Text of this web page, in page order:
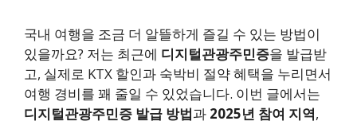
국내 여행을 조금 더 알뜰하게 즐길 수 있는 방법이
있을까요? 저는 최근에 디지털관광주민증을 발급받
고, 실제로 KTX 할인과 숙박비 절약 혜택을 누리면서
여행 경비를 꽤 줄일 수 있었습니다. 이번 글에서는
디지털관광주민증 발급 방법과 2025년 참여 지역,